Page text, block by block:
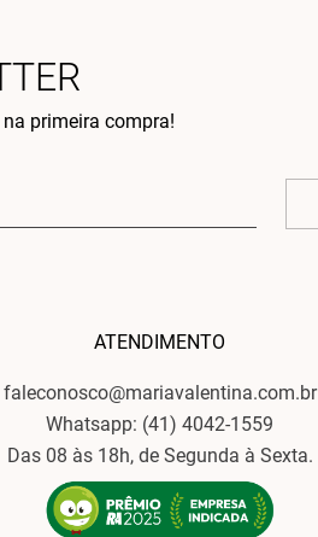
na primeira compra!
ATENDIMENTO
faleconosco@mariavalentina.com.br
Whatsapp: (41) 4042-1559
Das 08 às 18h, de Segunda à Sexta.